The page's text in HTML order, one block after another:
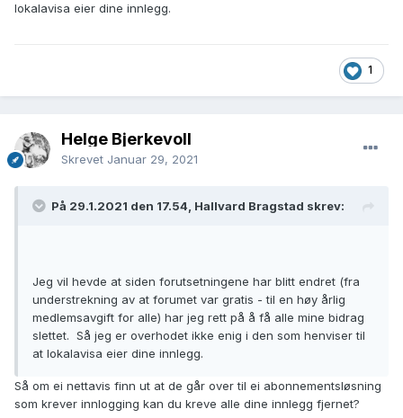
lokalavisa eier dine innlegg.
1
Helge Bjerkevoll
Skrevet Januar 29, 2021
På 29.1.2021 den 17.54, Hallvard Bragstad skrev:
Jeg vil hevde at siden forutsetningene har blitt endret (fra
understrekning av at forumet var gratis - til en høy årlig
medlemsavgift for alle) har jeg rett på å få alle mine bidrag
slettet. Så jeg er overhodet ikke enig i den som henviser til
at lokalavisa eier dine innlegg.
Så om ei nettavis finn ut at de går over til ei abonnementsløsning
som krever innlogging kan du kreve alle dine innlegg fjernet?